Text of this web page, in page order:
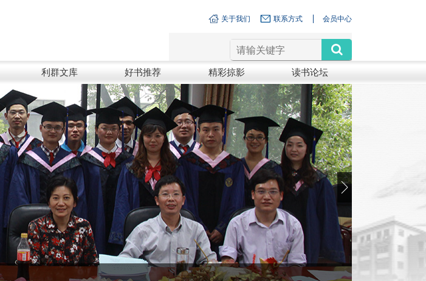
会员中心
联系方式
关于我们
利群文库 好书推荐 精彩掠影 读书论坛